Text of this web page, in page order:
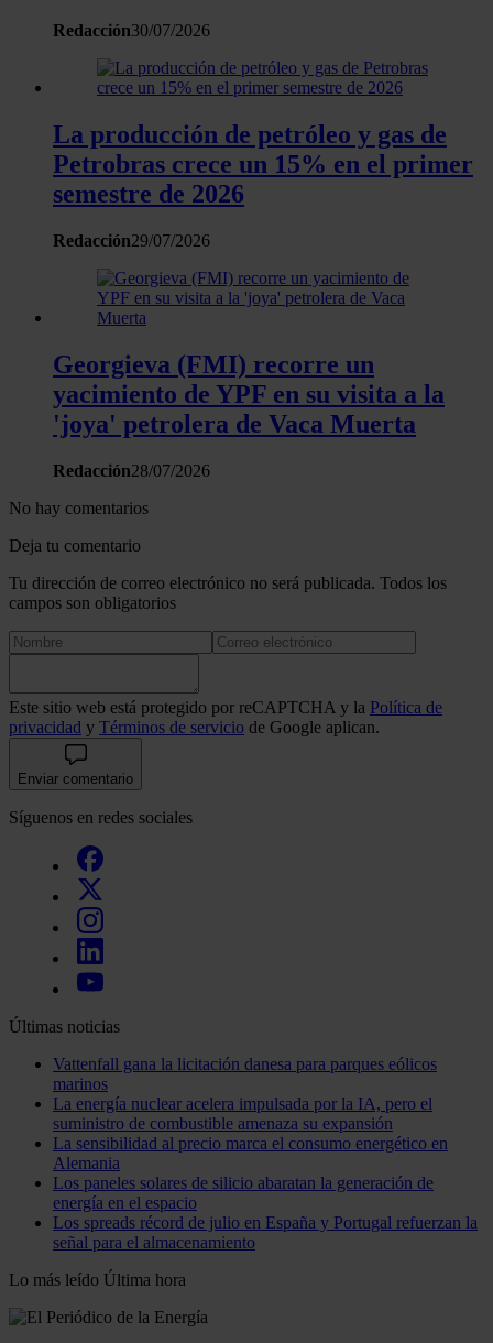
Redacción30/07/2026
La producción de petróleo y gas de
Petrobras crece un 15% en el primer
semestre de 2026
Redacción29/07/2026
Georgieva (FMI) recorre un
yacimiento de YPF en su visita a la
'joya' petrolera de Vaca Muerta
Redacción28/07/2026
No hay comentarios
Deja tu comentario
Tu dirección de correo electrónico no será publicada. Todos los
campos son obligatorios
Este sitio web está protegido por reCAPTCHA y la Política de
privacidad y Términos de servicio de Google aplican.
Enviar comentario
Síguenos en redes sociales
Últimas noticias
Vattenfall gana la licitación danesa para parques eólicos
marinos
La energía nuclear acelera impulsada por la IA, pero el
suministro de combustible amenaza su expansión
La sensibilidad al precio marca el consumo energético en
Alemania
Los paneles solares de silicio abaratan la generación de
energía en el espacio
Los spreads récord de julio en España y Portugal refuerzan la
señal para el almacenamiento
Lo más leído Última hora